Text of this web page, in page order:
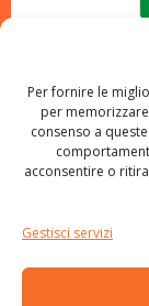
Per fornire le
per
consenso a
acconsentire o
Gestisci servizi